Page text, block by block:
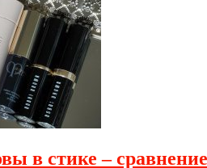
в стике –